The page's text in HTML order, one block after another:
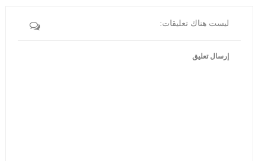
ليست هناك تعليقات:
إرسال تعليق